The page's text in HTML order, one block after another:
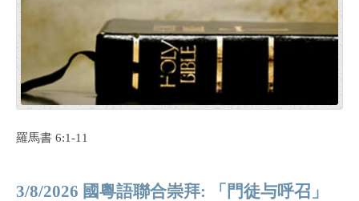
羅馬書 6:1-11
3/8/2026 國粵語聯合崇拜: 「門徒与呼召」